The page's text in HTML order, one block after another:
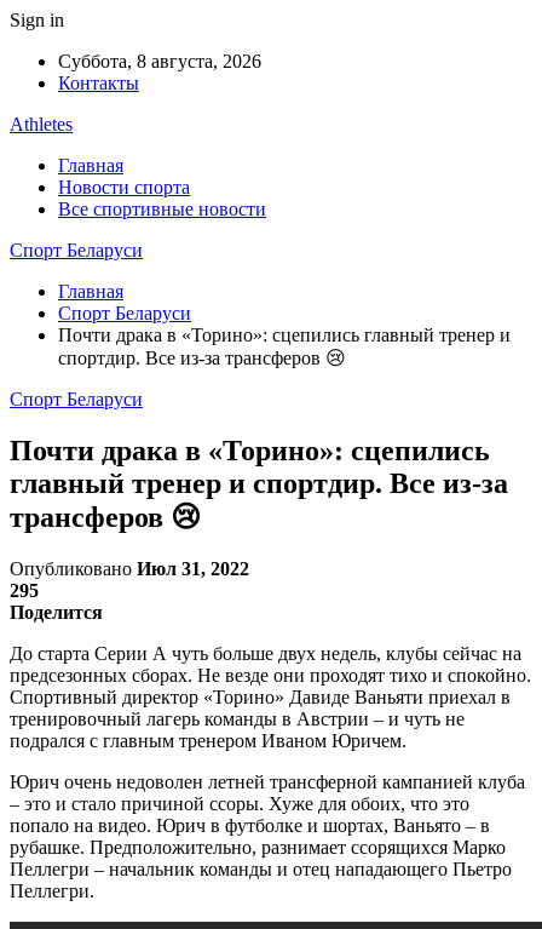
Sign in
Суббота, 8 августа, 2026
Контакты
Athletes
Главная
Новости спорта
Все спортивные новости
Спорт Беларуси
Главная
Спорт Беларуси
Почти драка в «Торино»: сцепились главный тренер и
спортдир. Все из-за трансферов 😢
Спорт Беларуси
Почти драка в «Торино»: сцепились
главный тренер и спортдир. Все из-за
трансферов 😢
Опубликовано Июл 31, 2022
295
Поделится
До старта Серии А чуть больше двух недель, клубы сейчас на
предсезонных сборах. Не везде они проходят тихо и спокойно.
Спортивный директор «Торино» Давиде Ваньяти приехал в
тренировочный лагерь команды в Австрии – и чуть не
подрался с главным тренером Иваном Юричем.
Юрич очень недоволен летней трансферной кампанией клуба
– это и стало причиной ссоры. Хуже для обоих, что это
попало на видео. Юрич в футболке и шортах, Ваньято – в
рубашке. Предположительно, разнимает ссорящихся Марко
Пеллегри – начальник команды и отец нападающего Пьетро
Пеллегри.